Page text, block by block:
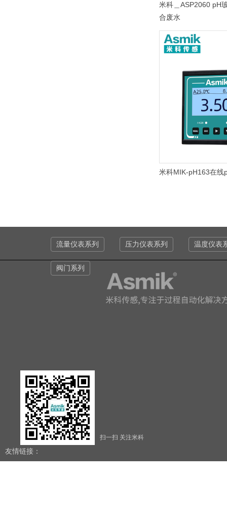
米科＿ASP2060 pH
合废水
米科MIK-pH163在线
流量仪表系列 压力仪表系列 温度仪表
阀门系列
扫一扫 关注米科
友情链接：